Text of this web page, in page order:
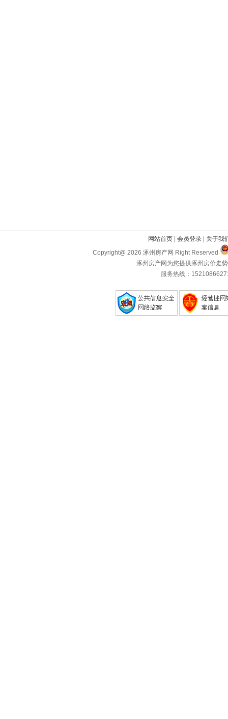
网站首页 会员登录
关于我
Copyright@ 2026 涿州房产网 Right Reserved
涿州房产网为您提供涿州房价走
服务热线：